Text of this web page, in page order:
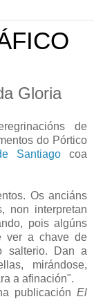
Gloria
de
do Pórtico
Santiagocoa
Os anciáns
non interpretan
pois algúns
ver a chave de
salterio. Dan a
mirándose,
a afinación".
publicación El